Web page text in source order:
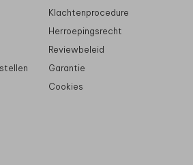
Klachtenprocedure
Herroepingsrecht
Reviewbeleid
Garantie
Cookies